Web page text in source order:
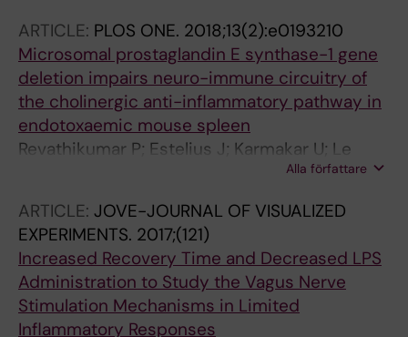
Khademi M; Svenungsson E; Jakobsson P-J;
Lampa J
ARTICLE: PLOS ONE. 2018;13(2):e0193210
Microsomal prostaglandin E synthase-1 gene
deletion impairs neuro-immune circuitry of
the cholinergic anti-inflammatory pathway in
endotoxaemic mouse spleen
Revathikumar P; Estelius J; Karmakar U; Le
Maitre E; Korotkova M; Jakobsson P-J; Lampa
Alla författare
ARTICLE: JOVE-JOURNAL OF VISUALIZED
EXPERIMENTS. 2017;(121)
Increased Recovery Time and Decreased LPS
Administration to Study the Vagus Nerve
Stimulation Mechanisms in Limited
Inflammatory Responses